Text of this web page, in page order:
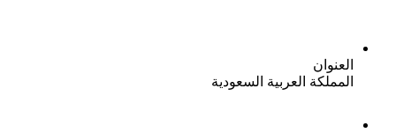
العنوان
المملكة العربية السعودية